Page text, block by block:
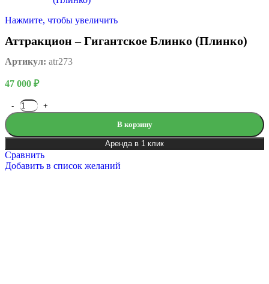
Нажмите, чтобы увеличить
Аттракцион – Гигантское Блинко (Плинко)
Артикул: atr273
47 000 ₽
В корзину
Аренда в 1 клик
Сравнить
Добавить в список желаний